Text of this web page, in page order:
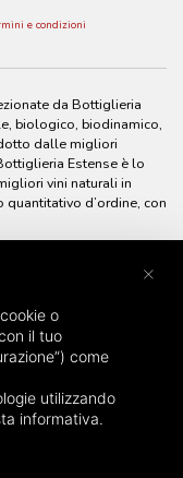
e condizioni
da Bottiglieria
biologico, biodinamico,
dalle migliori
Estense è lo
vini naturali in
d’ordine, con
o
il tuo
come
utilizzando
informativa.
×